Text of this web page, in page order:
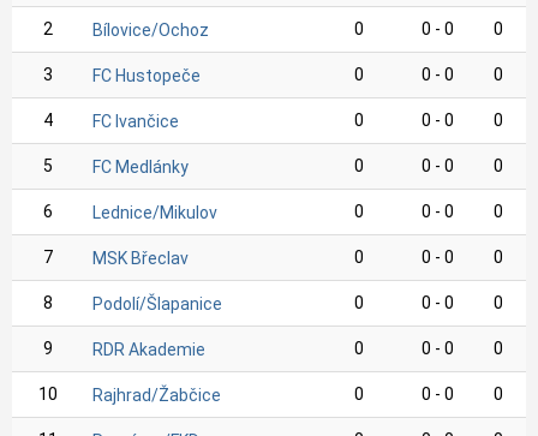
2 Bílovice/Ochoz 0 0 - 0 0
3 FC Hustopeče 0 0 - 0 0
4 FC Ivančice 0 0 - 0 0
5 FC Medlánky 0 0 - 0 0
6 Lednice/Mikulov 0 0 - 0 0
7 MSK Břeclav 0 0 - 0 0
8 Podolí/Šlapanice 0 0 - 0 0
9 RDR Akademie 0 0 - 0 0
10 Rajhrad/Žabčice 0 0 - 0 0